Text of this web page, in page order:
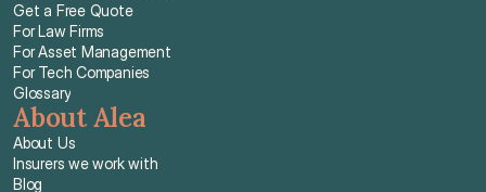
Get a Free Quote
For Law Firms
For Asset Management
For Tech Companies
Glossary
About Alea
About Us
Insurers we work with
Blog